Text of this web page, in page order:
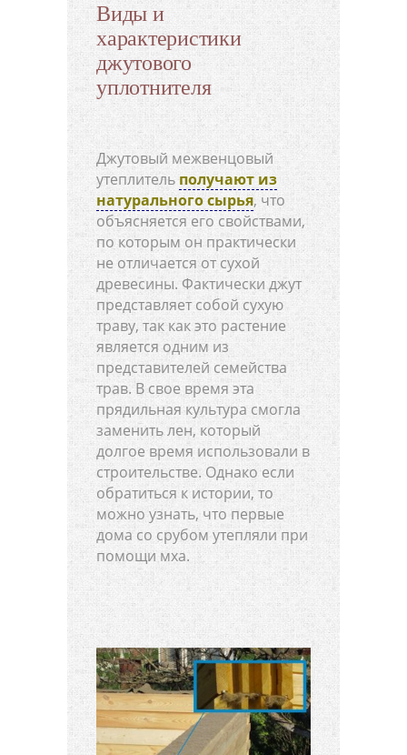
Виды и
характеристики
джутового
уплотнителя
Джутовый межвенцовый
утеплительполучают из
натурального сырья, что
объясняется его свойствами,
по которым он практически
не отличается от сухой
древесины. Фактически джут
представляет собой сухую
траву, так как это растение
является одним из
представителей семейства
трав. В свое время эта
прядильная культура смогла
заменить лен, который
долгое время использовали в
строительстве. Однако если
обратиться к истории, то
можно узнать, что первые
дома со срубом утепляли при
помощи мха.